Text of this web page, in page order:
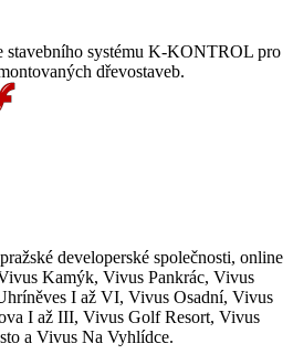
stavebního systému K-KONTROL pro
dřevostaveb.
developerské společnosti, online
Kamýk, Vivus Pankrác, Vivus
I až VI, Vivus Osadní, Vivus
I až III, Vivus Golf Resort, Vivus
a Vivus Na Vyhlídce.